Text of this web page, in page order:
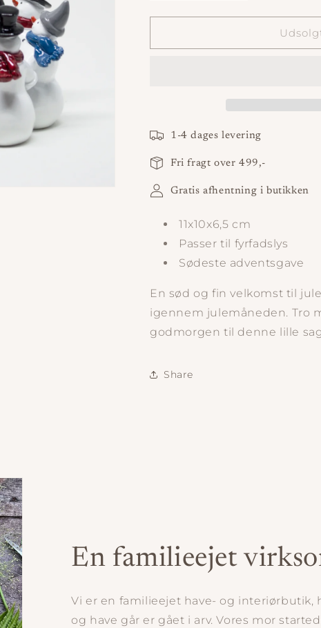
antallet
for
Harvesttime
antallet
for
Snemandsring
Harvesttime
1-4 dages levering
Fri fragt over 499,-
Gratis afhentning i butikken
11x10x6,5 cm
Passer til fyrfadslys
Sødeste adventsgave
En sød og fin velkomst til
igennem julemåneden. Tro
godmorgen til denne lille
Share
En familieejet
Vi er en familieejet have- og
og have går er gået i arv. Vores mor